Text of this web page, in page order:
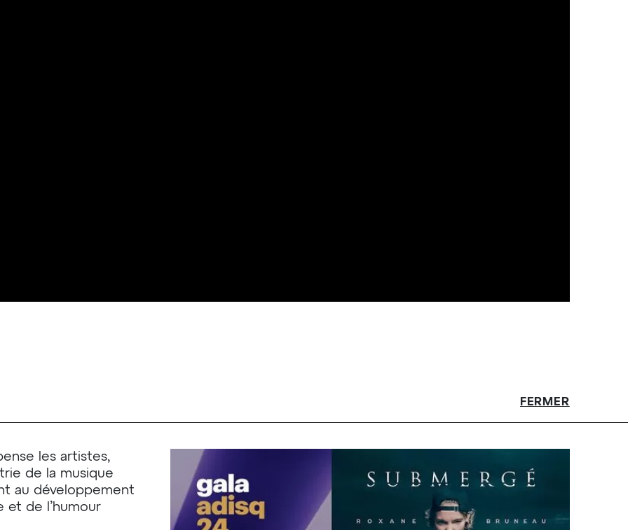
FERMER
les artistes,
de la musique
au développement
et de l’humour